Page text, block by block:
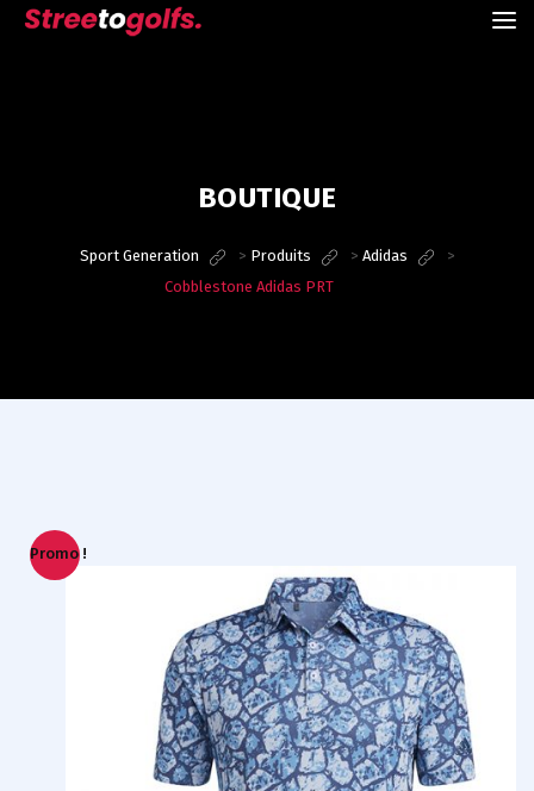
BOUTIQUE
Sport Generation > Produits > Adidas
>
Cobblestone Adidas PRT
Promo !